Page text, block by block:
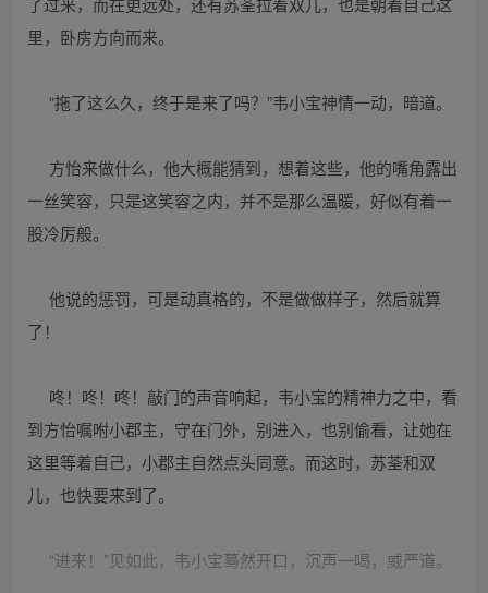
里，卧房方向而来。
“拖了这么久，终于是来了吗？”韦小宝神情一动，暗道。
方怡来做什么，他大概能猜到，想着这些，他的嘴角露出
一丝笑容，只是这笑容之内，并不是那么温暖，好似有着一
股冷厉般。
他说的惩罚，可是动真格的，不是做做样子，然后就算
了！
咚！咚！咚！敲门的声音响起，韦小宝的精神力之中，看
到方怡嘱咐小郡主，守在门外，别进入，也别偷看，让她在
这里等着自己，小郡主自然点头同意。而这时，苏荃和双
儿，也快要来到了。
“进来！”见如此，韦小宝蓦然开口，沉声一喝，威严道。